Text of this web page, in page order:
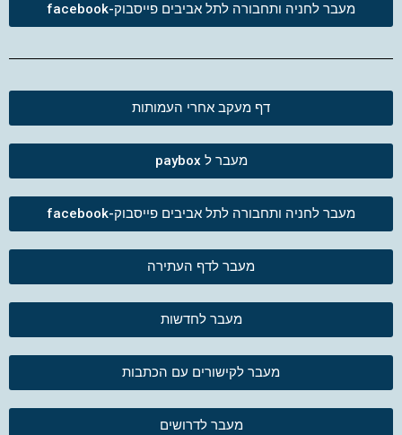
מעבר לחניה ותחבורה לתל אביבים פייסבוק-facebook
דף מעקב אחרי העמותות
מעבר ל paybox
מעבר לחניה ותחבורה לתל אביבים פייסבוק-facebook
מעבר לדף העתירה
מעבר לחדשות
מעבר לקישורים עם הכתבות
מעבר לדרושים